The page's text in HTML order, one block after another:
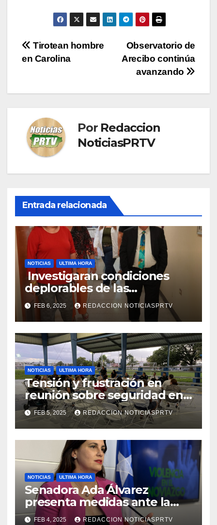
Navegación
entradas
Observatorio de
Arecibo continúa
avanzando
Tirotean hombre
en Carolina
Por Redaccion
NoticiasPRTV
Entrada relacionada
NOTICIAS ULTIMA HORA
Investigaran condiciones
deplorables de las
facilidades el Departamento
de la Salud en Mayagüez
FEB 6, 2025 REDACCION NOTICIASPRTV
NOTICIAS ULTIMA HORA
Tensión y frustración en
reunión sobre seguridad en
Reparto Metropolitano
FEB 5, 2025 REDACCION NOTICIASPRTV
NOTICIAS ULTIMA HORA
Senadora Ada Álvarez
presenta medidas ante la
violencia en el noviazgo
FEB 4, 2025 REDACCION NOTICIASPRTV